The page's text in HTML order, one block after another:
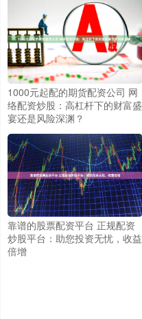
1000元起配的期货配资公司 网
络配资炒股：高杠杆下的财富盛
宴还是风险深渊？
靠谱的股票配资平台 正规配资
炒股平台：助您投资无忧，收益
倍增